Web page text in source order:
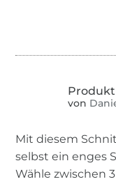
von
Mit diesem
selbst ein enges
Wähle zwischen